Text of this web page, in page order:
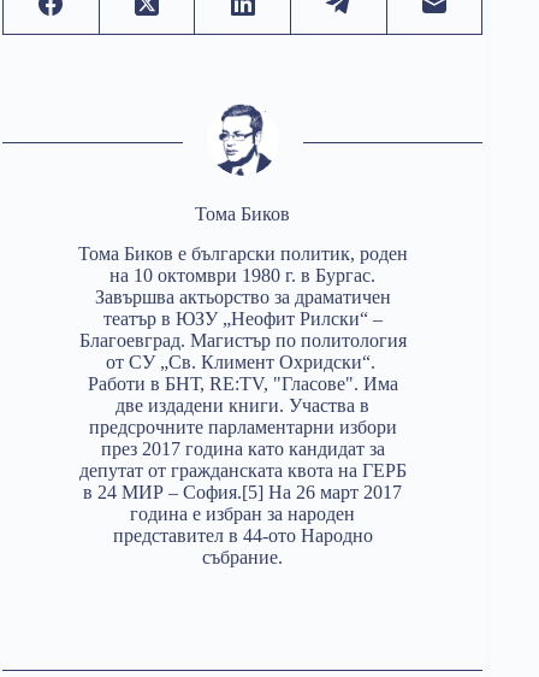
Тома Биков
Тома Биков e български политик, роден
на 10 октомври 1980 г. в Бургас.
Завършва актьорство за драматичен
театър в ЮЗУ „Неофит Рилски“ –
Благоевград. Магистър по политология
от СУ „Св. Климент Охридски“.
Работи в БНТ, RE:TV, "Гласове". Има
две издадени книги. Участва в
предсрочните парламентарни избори
през 2017 година като кандидат за
депутат от гражданската квота на ГЕРБ
в 24 МИР – София.[5] На 26 март 2017
година е избран за народен
представител в 44-ото Народно
събрание.